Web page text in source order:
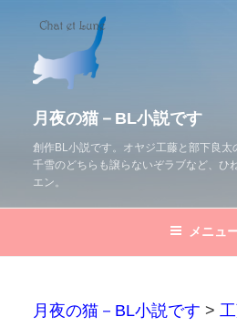
月夜の猫－BL小説です
創作BL小説です。オヤジ工藤と部下良太
千雪のどちらも譲らないぞラブなど、ひ
エン。
メニュ
月夜の猫－BL小説です >